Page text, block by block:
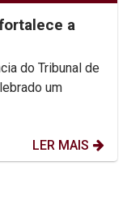
a
do Tribunal de
um
LER MAIS